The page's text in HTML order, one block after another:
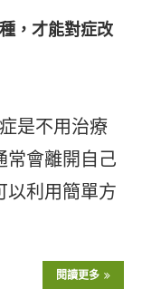
，才能對症改
是不用治療
常會離開自己
以利用簡單方
閱讀更多